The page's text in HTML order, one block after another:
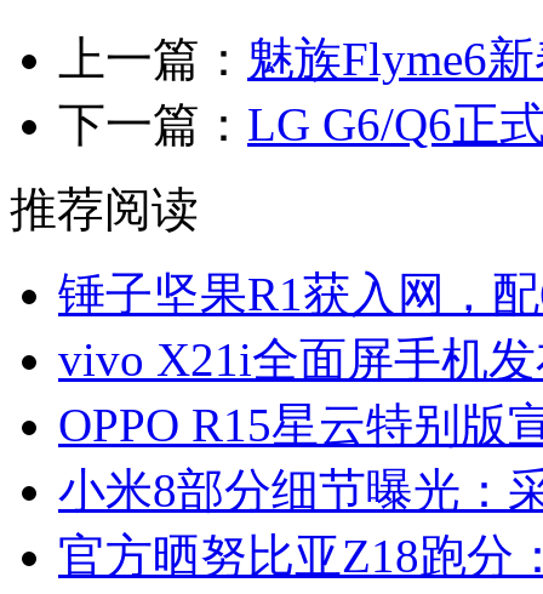
上一篇： 魅族Flyme6
下一篇： LG G6/Q6正
推荐阅读
锤子坚果R1获入网，
vivo X21i全面屏手机
OPPO R15星云特别版
小米8部分细节曝光：
官方晒努比亚Z18跑分